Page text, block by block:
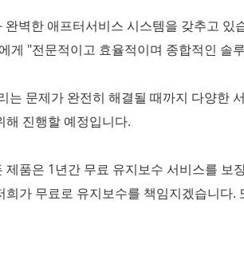
완벽한 애프터서비스 시스템을 갖추고
게 "전문적이고 효율적이며 종합적인 솔
는 문제가 완전히 해결될 때까지 다양한
해 진행할 예정입니다.
제품은 1년간 무료 유지보수 서비스를 보
희가 무료로 유지보수를 책임지겠습니다